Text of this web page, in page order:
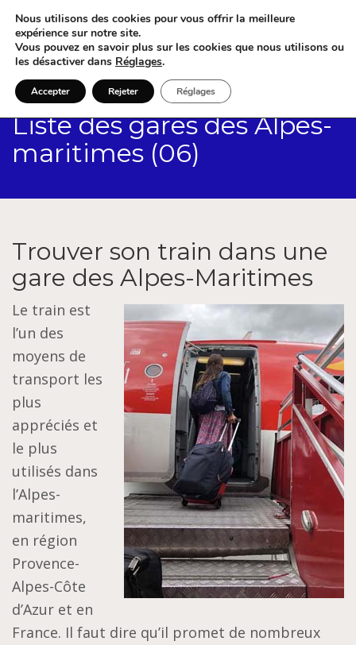
Liste des gares des Alpes-
maritimes (06)
Trouver son train dans une
gare des Alpes-Maritimes
Le train est
l’un des
moyens de
transport les
plus
appréciés et
le plus
utilisés dans
l’Alpes-
maritimes,
en région
Provence-
Alpes-Côte
d’Azur et en
France. Il faut dire qu’il promet de nombreux
Nous utilisons des cookies pour vous offrir la meilleure
expérience sur notre site.
Vous pouvez en savoir plus sur les cookies que nous utilisons ou
les désactiver dans Réglages.
Accepter Rejeter Réglages